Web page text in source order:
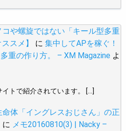
コや螺旋ではない「キール型多重
スメ】
に 集中してAPを稼ぐ！
重の作り方。 – XM Magazine よ
トで紹介されています。 […]
命体「イングレスおじさん」の正
に メモ20160810(3) | Nacky –